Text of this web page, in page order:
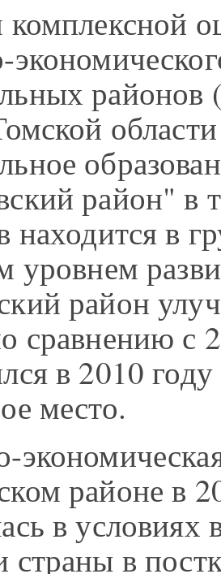
районов
области
район" в
находится в
уровнем
район
сравнению с
в 2010
место.
районе в
в условиях
страны в